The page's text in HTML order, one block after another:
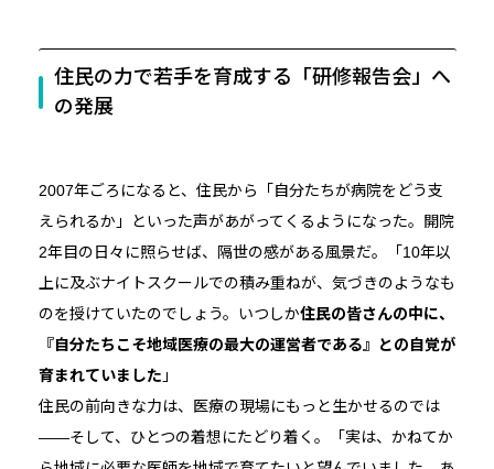
住民の力で若手を育成する「研修報告会」へ
の発展
2007年ごろになると、住民から「自分たちが病院をどう支
えられるか」といった声があがってくるようになった。開院
2年目の日々に照らせば、隔世の感がある風景だ。「10年以
上に及ぶナイトスクールでの積み重ねが、気づきのようなも
のを授けていたのでしょう。いつしか住民の皆さんの中に、
『自分たちこそ地域医療の最大の運営者である』との自覚が
育まれていました 」
住民の前向きな力は、医療の現場にもっと生かせるのでは
――そして、ひとつの着想にたどり着く。「実は、かねてか